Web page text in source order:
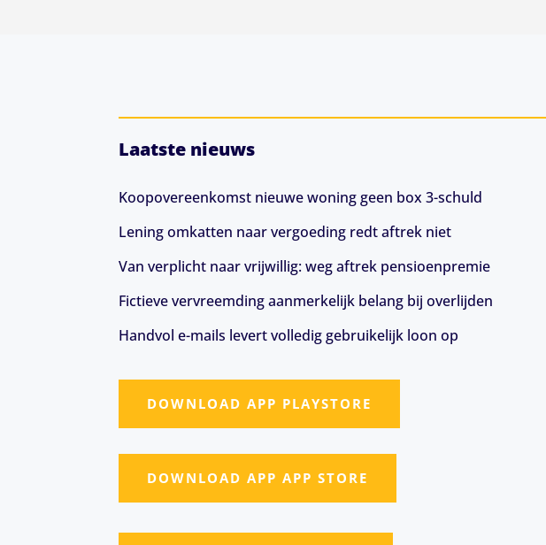
Laatste nieuws
Koopovereenkomst nieuwe woning geen box 3-schuld
Lening omkatten naar vergoeding redt aftrek niet
Van verplicht naar vrijwillig: weg aftrek pensioenpremie
Fictieve vervreemding aanmerkelijk belang bij overlijden
Handvol e-mails levert volledig gebruikelijk loon op
DOWNLOAD APP PLAYSTORE
DOWNLOAD APP APP STORE